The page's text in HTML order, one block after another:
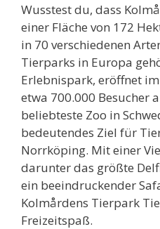
Wusstest du, dass
einer Fläche von 172
in 70 verschiedenen
Tierparks in Europa
Erlebnispark, eröffnet
etwa 700.000 Besucher
beliebteste Zoo in
bedeutendes Ziel für
Norrköping. Mit einer
darunter das größte
ein beeindruckender
Kolmårdens Tierpark
Freizeitspaß.